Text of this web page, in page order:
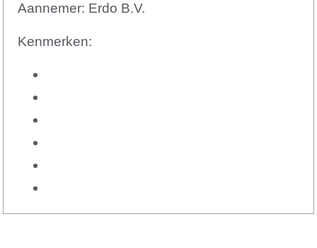
Aannemer: Erdo B.V.
Kenmerken: